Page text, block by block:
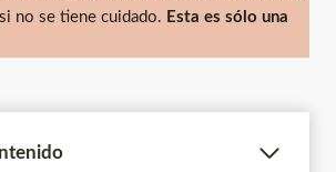
no se tiene cuidado. Esta es sólo una